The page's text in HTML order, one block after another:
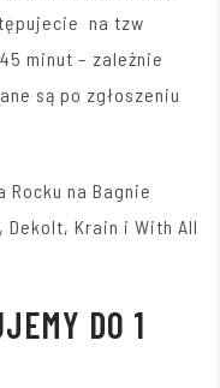
na tzw
minut – zależnie
są po zgłoszeniu
Rocku na Bagnie
Krain i With All
DO 1